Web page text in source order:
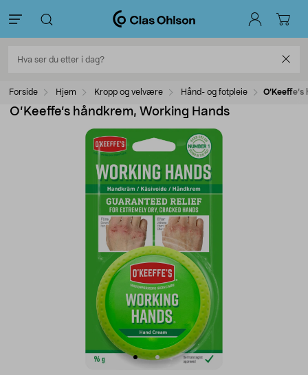
Forside Hjem Kropp og velvære Hånd- og fotpleie
O’Keeffe’s håndkrem, Working Hands